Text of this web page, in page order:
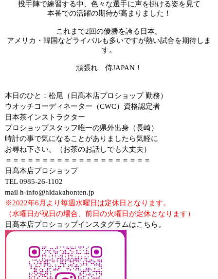
投手陣で練習する中、色々な選手に声を掛ける姿を見て
本番での活躍の期待が高まりました！
これまで2回の優勝を誇る日本。
アメリカ・韓国などライバルも多いですが熱い試合を期待しま
す。
頑張れ 侍JAPAN ！
本日のひと：松尾（日髙本店プロショップ 勤務）
ウオッチコーディネーター（CWC）資格認定者
日本茶インストラクター
プロショップスタッフ唯一の県外出身（長崎）
時計の事で気になることがありましたら気軽に
お尋ね下さい。（お茶のお話しでも大丈夫）
＝＝＝＝＝＝＝＝＝＝＝＝＝＝＝＝＝＝＝＝
日髙本店プロショップ
TEL 0985-26-1102
mail h-info@hidakahonten.jp
※2022年6月より毎週水曜日は定休日となります。
（水曜日が祝日の場合、前日の火曜日が定休となります）
日髙本店プロショップインスタグラムはこちら。